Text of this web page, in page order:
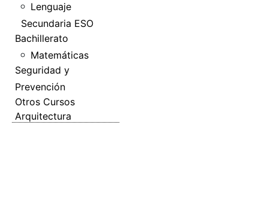
Lenguaje
Secundaria ESO
Bachillerato
Matemáticas
Seguridad y
Prevención
Otros Cursos
Arquitectura